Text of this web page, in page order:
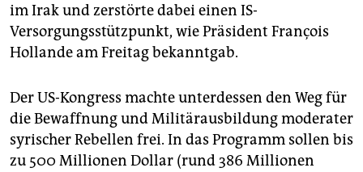
genossenschaft
epaper login
im Irak und zerstörte dabei einen IS-
Versorgungsstützpunkt, wie Präsident François
Hollande am Freitag bekanntgab.
Der US-Kongress machte unterdessen den Weg für
die Bewaffnung und Militärausbildung moderater
syrischer Rebellen frei. In das Programm sollen bis
zu 500 Millionen Dollar (rund 386 Millionen